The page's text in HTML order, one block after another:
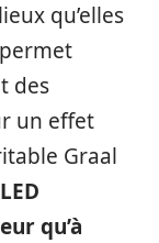
qu’elles
des
un effet
Graal
qu’à